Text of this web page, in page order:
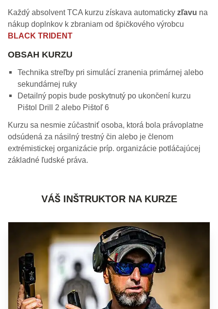
Každý absolvent TCA kurzu získava automaticky zľavu na
nákup doplnkov k zbraniam od špičkového výrobcu
BLACK TRIDENT
OBSAH KURZU
Technika streľby pri simulácí zranenia primárnej alebo
sekundárnej ruky
Detailný popis bude poskytnutý po ukončení kurzu
Pištol Drill 2 alebo Pištoľ 6
Kurzu sa nesmie zúčastniť osoba, ktorá bola právoplatne
odsúdená za násilný trestný čin alebo je členom
extrémistickej organizácie príp. organizácie potláčajúcej
základné ľudské práva.
VÁŠ INŠTRUKTOR NA KURZE